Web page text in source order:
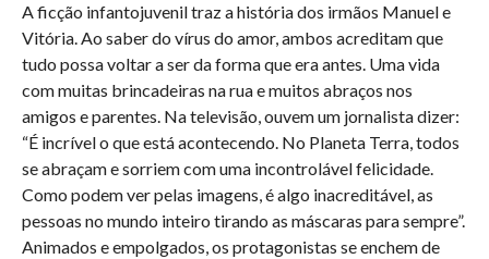
A ficção infantojuvenil traz a história dos irmãos Manuel e
Vitória. Ao saber do vírus do amor, ambos acreditam que
tudo possa voltar a ser da forma que era antes. Uma vida
com muitas brincadeiras na rua e muitos abraços nos
amigos e parentes. Na televisão, ouvem um jornalista dizer:
“É incrível o que está acontecendo. No Planeta Terra, todos
se abraçam e sorriem com uma incontrolável felicidade.
Como podem ver pelas imagens, é algo inacreditável, as
pessoas no mundo inteiro tirando as máscaras para sempre”.
Animados e empolgados, os protagonistas se enchem de